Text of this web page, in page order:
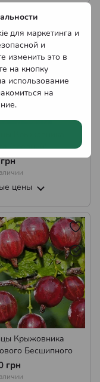
для маркетинга и
и
изменить это в
на кнопку
использование
на
.
Крыжовника
(средний)
цены
Крыжовника
Бесшипного
грн